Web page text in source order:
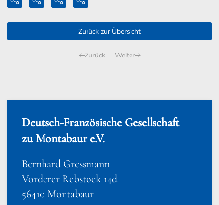
Zurück zur Übersicht
Zurück Weiter
Deutsch-Französische Gesellschaft
zu Montabaur e.V.
Bernhard Gressmann
Vorderer Rebstock 14d
56410 Montabaur